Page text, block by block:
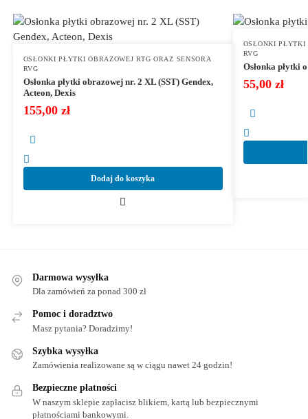
OSŁONKI PŁYTKI OBRAZOWEJ RTG ORAZ SENSORA
RVG
Osłonka płytki obrazowej nr. 2 XL (SST) Gendex,
Acteon, Dexis
155,00 zł
Dodaj do koszyka
OSŁONKI PŁYTKI
RVG
Osłonka płytki
55,00 zł
Darmowa wysyłka
Dla zamówień za ponad 300 zł
Pomoc i doradztwo
Masz pytania? Doradzimy!
Szybka wysyłka
Zamówienia realizowane są w ciągu nawet 24 godzin!
Bezpieczne płatności
W naszym sklepie zapłacisz blikiem, kartą lub bezpiecznymi
płatnościami bankowymi.